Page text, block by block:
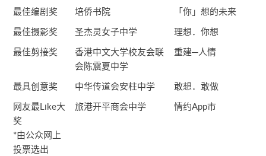
最佳编剧奖
培侨书院
「你」想的未来
最佳摄影奖
圣杰灵女子中学
理想．你想
最佳剪接奖
香港中文大学校友会联
会陈震夏中学
重建─人情
最具创意奖 中华传道会安柱中学
敢想．敢做
网友最Like大
奖
*由公众网上
投票选出
旅港开平商会中学 情约App市